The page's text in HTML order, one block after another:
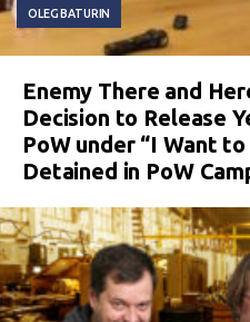
OLEG BATURIN
Enemy There and
Decision to Release
PoW under “I Want
Detained in PoW